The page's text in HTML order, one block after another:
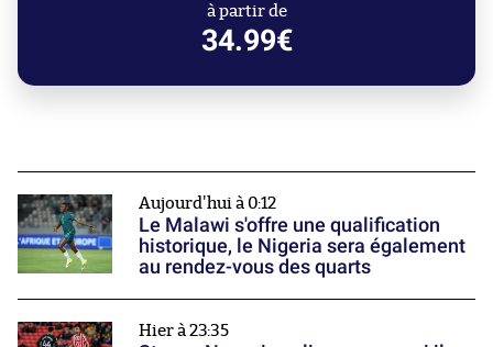
à partir de
34.99€
Aujourd'hui à 0:12
Le Malawi s'offre une qualification
historique, le Nigeria sera également
au rendez-vous des quarts
Hier à 23:35